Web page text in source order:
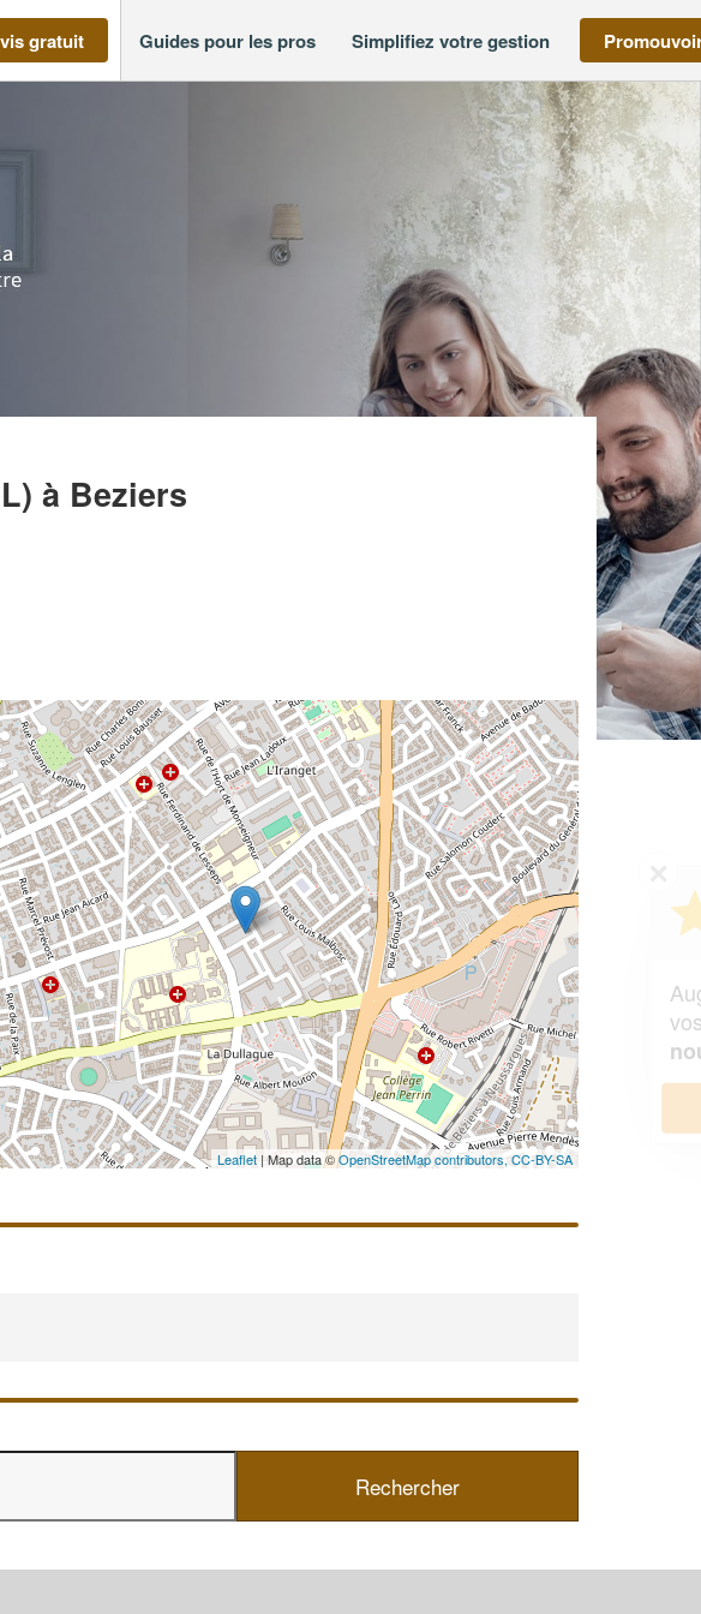
gratuit Guides pour les pros Simplifiez votre gestion
à Beziers
Leaflet | Map data ©OpenStreetMap contributors,CC-BY-SA
✕
Vous êtes un
professionnel ?
Augmentez votrechiffre d'affaires
vosmargestout en gagnant de
nouveaux clients!
En savoir plus